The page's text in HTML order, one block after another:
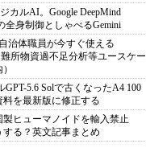
カルAI。Google DeepMind
全身制御としゃべるGemini
治体職員が今すぐ使える
所物資過不足分析等ユースケー
GPT-5.6 Solで古くなったA4 100
を最新版に修正する
製ヒューマノイドを輸入禁止
る？英文記事まとめ